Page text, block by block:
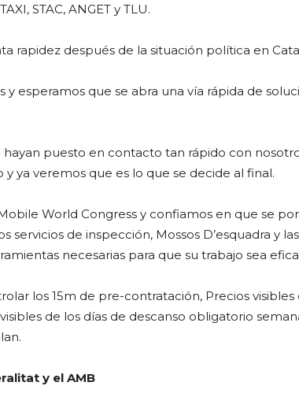
STAC, ANGET y TLU.
rapidez después de la situación política en
esperamos que se abra una vía rápida de
puesto en contacto tan rápido con
ya veremos que es lo que se decide al final.
World Congress y confiamos en que se
servicios de inspección, Mossos D’esquadra y
necesarias para que su trabajo sea
los 15m de pre-contratación, Precios
de los días de descanso obligatorio
y el AMB